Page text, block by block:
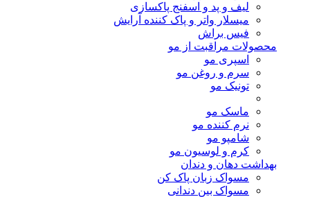
لیف و پد و اسفنج پاکسازی
میسلار واتر و پاک کننده آرایش
فیس براش
محصولات مراقبت از مو
اسپری مو
سرم و روغن مو
تونیک مو
ماسک مو
نرم کننده مو
شامپو مو
کرم و لوسیون مو
بهداشت دهان و دندان
مسواک زبان پاک کن
مسواک بین دندانی